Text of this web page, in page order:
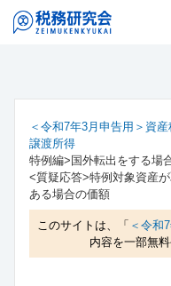
＜令和7年3月申告用＞資産
譲渡所得
特例編>国外転出をする場
<質疑応答>特例対象資産
ある場合の価額
このサイトは、「 ＜令和
内容を一部無